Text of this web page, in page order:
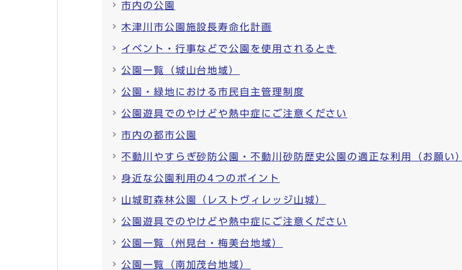
市内の公園
木津川市公園施設長寿命化計画
イベント・行事などで公園を使用されるとき
公園一覧（城山台地域）
公園・緑地における市民自主管理制度
公園遊具でのやけどや熱中症にご注意ください
市内の都市公園
不動川やすらぎ砂防公園・不動川砂防歴史公園の適正な利用（お願い）
身近な公園利用の4つのポイント
山城町森林公園（レストヴィレッジ山城）
公園遊具でのやけどや熱中症にご注意ください
公園一覧（州見台・梅美台地域）
公園一覧（南加茂台地域）